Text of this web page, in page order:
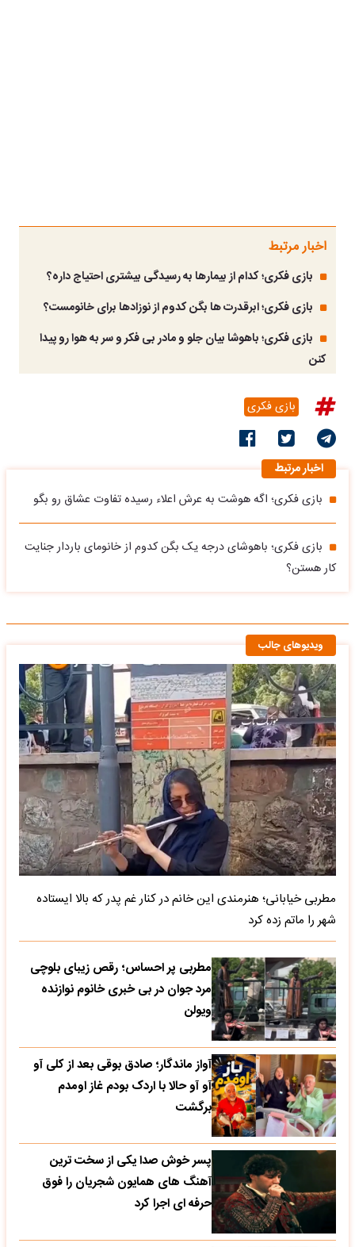
اخبار مرتبط
بازی فکری؛ کدام از بیمارها به رسیدگی بیشتری احتیاج داره؟
بازی فکری؛ ابرقدرت ها بگن کدوم از نوزادها برای خانومست؟
بازی فکری؛ باهوشا بیان جلو و مادر بی فکر و سر به هوا رو پیدا
کنن
بازی فکری
اخبار مرتبط
بازی فکری؛ اگه هوشت به عرش اعلاء رسیده تفاوت عشاق رو بگو
بازی فکری؛ باهوشای درجه یک بگن کدوم از خانومای باردار جنایت
کار هستن؟
ویدیوهای جالب
مطربی خیابانی؛ هنرمندی این خانم در کنار غم پدر که بالا ایستاده
شهر را ماتم زده کرد
مطربی پر احساس؛ رقص زیبای بلوچی
مرد جوان در بی خبری خانوم نوازنده
ویولن
آواز ماندگار؛ صادق بوقی بعد از کلی آو
آو آو حالا با اردک بودم غاز اومدم
برگشت
پسر خوش صدا یکی از سخت ترین
آهنگ های همایون شجریان را فوق
حرفه ای اجرا کرد